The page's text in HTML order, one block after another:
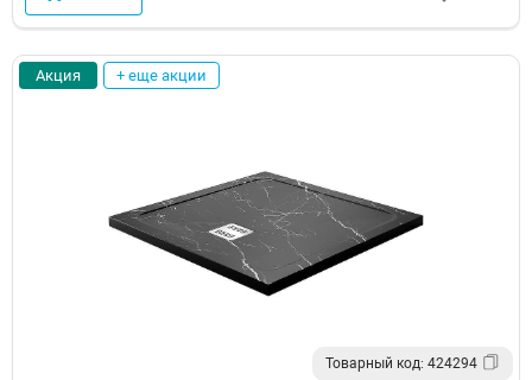
Акция + еще акции
Товарный код: 424294